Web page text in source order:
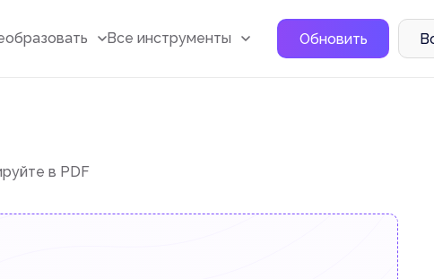
Все инструменты Обновить
в PDF